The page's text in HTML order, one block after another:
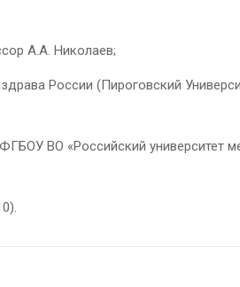
А.А. Николаев;
России (Пироговский
ВО «Российский университет